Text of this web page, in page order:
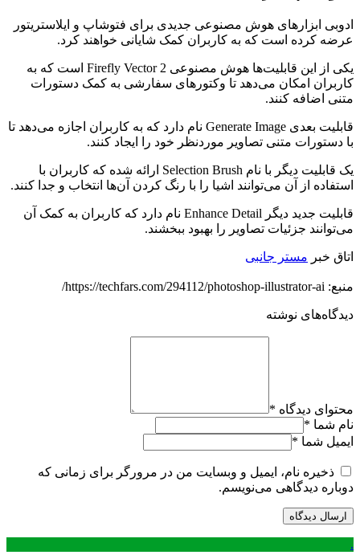
ادوبی ابزارهای هوش مصنوعی جدیدی برای فتوشاپ و ایلاستریتور
عرضه کرده است که به کاربران کمک شایانی خواهند کرد.
یکی از این قابلیت‌ها هوش مصنوعی Firefly Vector 2 است که به
کاربران امکان می‌دهد تا وکتورهای سفارشی به کمک دستورات
متنی اضافه کنند.
قابلیت بعدی Generate Image نام دارد که به کاربران اجازه می‌دهد تا
با دستورات متنی تصاویر موردنظر خود را ایجاد کنند.
یک قابلیت دیگر با نام Selection Brush ارائه شده که کاربران با
استفاده از آن می‌توانند اشیا را با رنگ‌ کردن آن‌ها انتخاب و جدا کنند.
قابلیت جدید دیگر Enhance Detail نام دارد که کاربران به کمک آن
می‌توانند جزئیات تصاویر را بهبود ببخشند.
اتاق خبر مستر جانبی
منبع: https://techfars.com/294112/photoshop-illustrator-ai/
دیدگاه‌های نوشته
محتوای دیدگاه *
نام شما *
ایمیل شما *
ذخیره نام، ایمیل و وبسایت من در مرورگر برای زمانی که
دوباره دیدگاهی می‌نویسم.
.